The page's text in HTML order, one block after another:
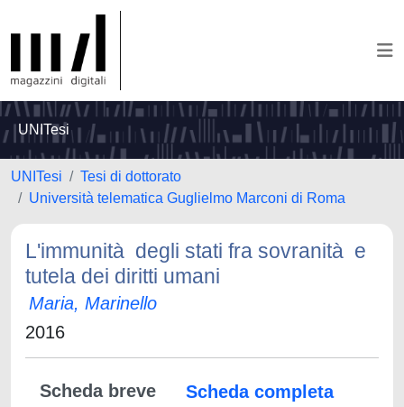
UNITesi
UNITesi
Tesi di dottorato
Università telematica Guglielmo Marconi di Roma
L'immunità degli stati fra sovranità e
tutela dei diritti umani
Maria, Marinello
2016
Scheda breve
Scheda completa